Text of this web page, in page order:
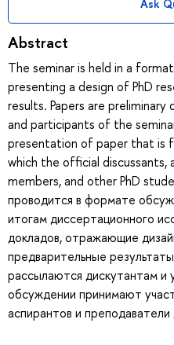
Ask
Abstract
The seminar is held in a
presenting a design of PhD
results. Papers are
and participants of the
presentation of paper that is
which the official discussants,
members, and other PhD
проводится в формате
итогам диссертационного
докладов, отражающие
предварительные
рассылаются дискутантам и
обсуждении принимают
аспирантов и